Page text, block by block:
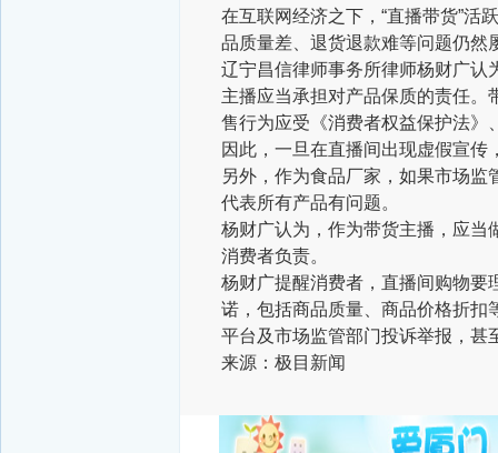
在互联网经济之下，“直播带货”活
品质量差、退货退款难等问题仍然
辽宁昌信律师事务所律师杨财广认
主播应当承担对产品保质的责任
售行为应受《消费者权益保护法》
因此，一旦在直播间出现虚假宣
另外，作为食品厂家，如果市场
代表所有产品有问题。
杨财广认为，作为带货主播，应当
消费者负责。
杨财广提醒消费者，直播间购物要
诺，包括商品质量、商品价格折扣
平台及市场监管部门投诉举报，甚
来源：极目新闻